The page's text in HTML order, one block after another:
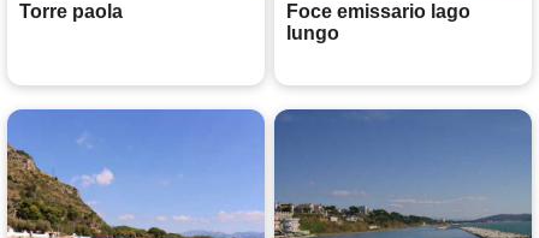
Torre paola
Foce emissario lago
lungo